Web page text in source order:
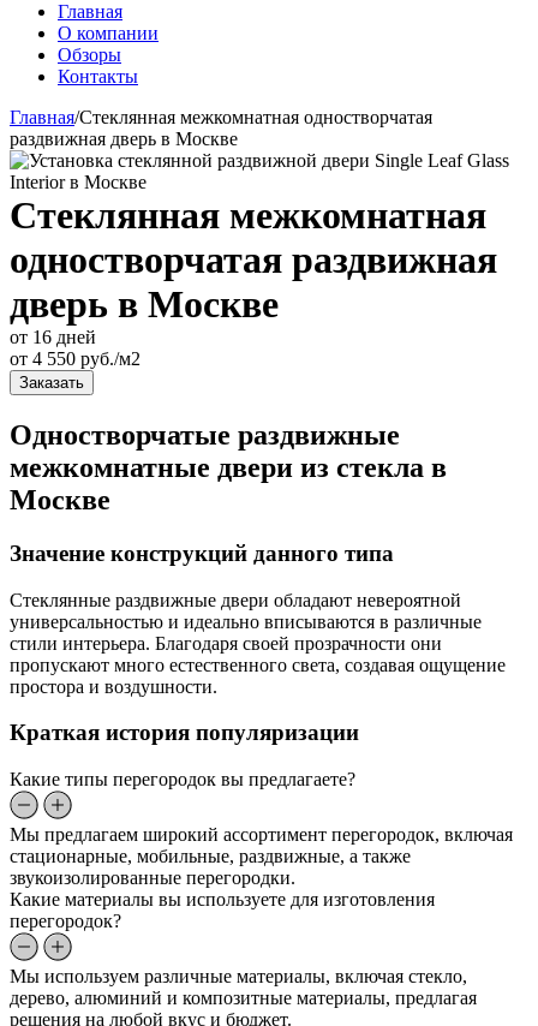
Главная
О компании
Обзоры
Контакты
Главная/Стеклянная межкомнатная одностворчатая
раздвижная дверь в Москве
Стеклянная межкомнатная
одностворчатая раздвижная
дверь в Москве
от 16 дней
от 4 550 руб./м2
Заказать
Одностворчатые раздвижные
межкомнатные двери из стекла в
Москве
Значение конструкций данного типа
Стеклянные раздвижные двери обладают невероятной
универсальностью и идеально вписываются в различные
стили интерьера. Благодаря своей прозрачности они
пропускают много естественного света, создавая ощущение
простора и воздушности.
Краткая история популяризации
Какие типы перегородок вы предлагаете?
Мы предлагаем широкий ассортимент перегородок, включая
стационарные, мобильные, раздвижные, а также
звукоизолированные перегородки.
Какие материалы вы используете для изготовления
перегородок?
Мы используем различные материалы, включая стекло,
дерево, алюминий и композитные материалы, предлагая
решения на любой вкус и бюджет.